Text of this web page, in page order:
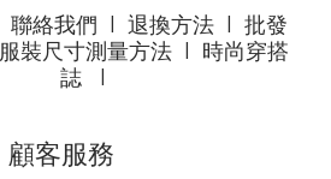
聯絡我們 退換方法l 批發
服裝尺寸測量方法
時尚穿搭
誌l
顧客服務